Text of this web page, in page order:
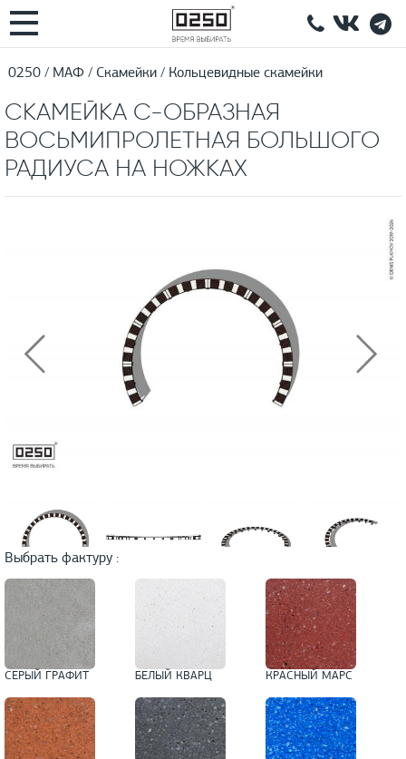
0250 МАФ Скамейки Кольцевидные скамейки
СКАМЕЙКА С-ОБРАЗНАЯ
ВОСЬМИПРОЛЕТНАЯ БОЛЬШОГО
РАДИУСА НА НОЖКАХ
Выбрать фактуру :
СЕРЫЙ ГРАФИТ БЕЛЫЙ КВАРЦ КРАСНЫЙ МАРС